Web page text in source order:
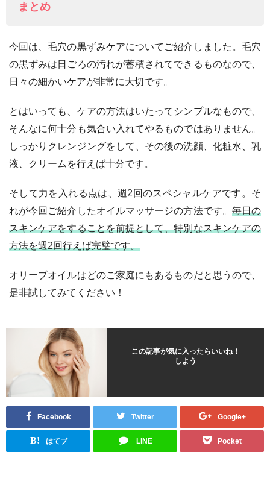
まとめ
今回は、毛穴の黒ずみケアについてご紹介しました。毛穴
の黒ずみは日ごろの汚れが蓄積されてできるものなので、
日々の細かいケアが非常に大切です。
とはいっても、ケアの方法はいたってシンプルなもので、
そんなに何十分も気合い入れてやるものではありません。
しっかりクレンジングをして、その後の洗顔、化粧水、乳
液、クリームを行えば十分です。
そして力を入れる点は、週2回のスペシャルケアです。そ
れが今回ご紹介したオイルマッサージの方法です。 毎日の
スキンケアをすることを前提として、特別なスキンケアの
方法を週2回行えば完璧です。
オリーブオイルはどのご家庭にもあるものだと思うので、
是非試してみてください！
この記事が気に入ったらいいね！
しよう
Facebook Twitter Google+
B! はてブ LINE Pocket